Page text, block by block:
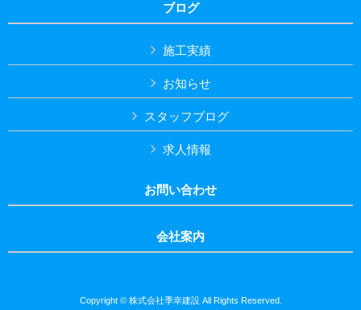
ブログ
施工実績
お知らせ
スタッフブログ
求人情報
お問い合わせ
会社案内
Copyright © 株式会社季幸建設 All Rights Reserved.